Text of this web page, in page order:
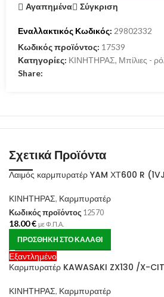
Αγαπημένα Σύγκριση
Εναλλακτικός Κωδικός: 29802332
Κωδικός προϊόντος: 17539
Κατηγορίες: ΚΙΝΗΤΗΡΑΣ, Μπίλιες -
Share:
Σχετικά Προϊόντα
Λαιμός καρμπυρατέρ YAM ΧΤ600 R
ΚΙΝΗΤΗΡΑΣ, Καρμπυρατέρ
Κωδικός προϊόντος 12570
18.00€ με Φ.Π.Α.
ΠΡΟΣΘΉΚΗ ΣΤΟ ΚΑΛΆΘΙ
Εξαντλημένο
Καρμπυρατέρ KAWASAKI ZX130 /X-
ΚΙΝΗΤΗΡΑΣ, Καρμπυρατέρ